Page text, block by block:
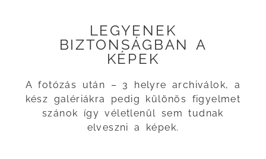
LEGYENEK
BIZTONSÁGBAN A
KÉPEK
A fotózás után – 3 helyre archiválok, a
kész galériákra pedig különös figyelmet
szánok így véletlenül sem tudnak
elveszni a képek.